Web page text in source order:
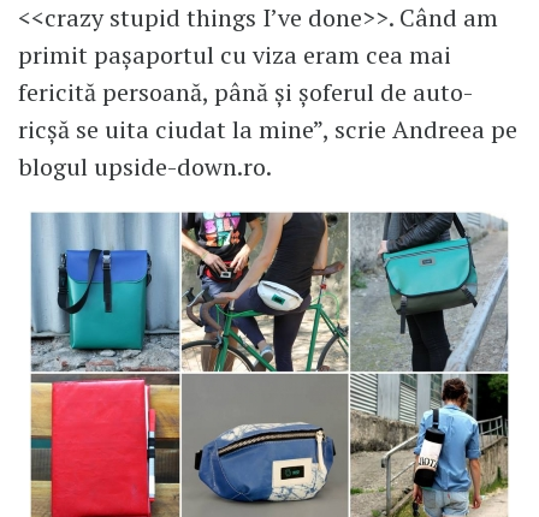
<<crazy stupid things I’ve done>>. Când am
primit pașaportul cu viza eram cea mai
fericită persoană, până și șoferul de auto-
ricșă se uita ciudat la mine”, scrie Andreea pe
blogul upside-down.ro.